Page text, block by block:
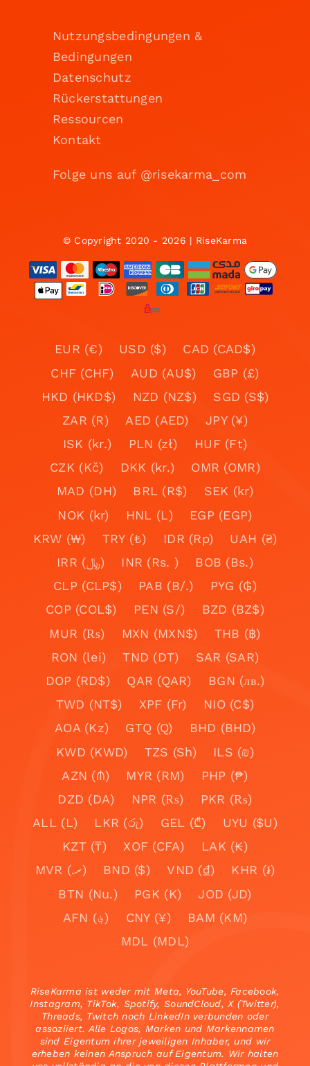
Nutzungsbedingungen &
Bedingungen
Datenschutz
Rückerstattungen
Ressourcen
Kontakt
Folge uns auf @risekarma_com
© Copyright 2020 - 2026 | RiseKarma
EUR (€) USD ($)
CAD (CAD$)
CHF (CHF)
AUD (AU$)
GBP (£)
HKD (HKD$)
NZD (NZ$)
SGD (S$)
ZAR (R)
AED (AED)
JPY (¥)
ISK (kr.)
PLN (zł)
HUF (Ft)
CZK (Kč)
DKK (kr.)
OMR (OMR)
MAD (DH)
BRL (R$)
SEK (kr)
NOK (kr)
HNL (L)
EGP (EGP)
KRW (₩)
TRY (₺) IDR (Rp)
UAH (₴)
IRR (﷼)
INR (Rs. )
BOB (Bs.)
CLP (CLP$)
PAB (B/.)
PYG (₲)
COP (COL$)
PEN (S/)
BZD (BZ$)
MUR (₨)
MXN (MXN$)
THB (฿)
RON (lei)
TND (DT)
SAR (SAR)
DOP (RD$)
QAR (QAR)
BGN (лв.)
TWD (NT$)
XPF (Fr)
NIO (C$)
AOA (Kz)
GTQ (Q)
BHD (BHD)
KWD (KWD)
TZS (Sh)
ILS (₪)
AZN (₼)
MYR (RM)
PHP (₱)
DZD (DA)
NPR (₨)
PKR (₨)
ALL (L)
LKR (රු) GEL (₾)
UYU ($U)
KZT (₸)
XOF (CFA)
LAK (₭)
MVR (.ރ)
BND ($) VND (₫)
KHR (៛)
BTN (Nu.)
PGK (K)
JOD (JD)
AFN (؋)
CNY (¥)
BAM (KM)
MDL (MDL)
RiseKarma ist weder mit Meta, YouTube, Facebook,
Instagram, TikTok, Spotify, SoundCloud, X (Twitter),
Threads, Twitch noch LinkedIn verbunden oder
assoziiert. Alle Logos, Marken und Markennamen
sind Eigentum ihrer jeweiligen Inhaber, und wir
erheben keinen Anspruch auf Eigentum. Wir halten